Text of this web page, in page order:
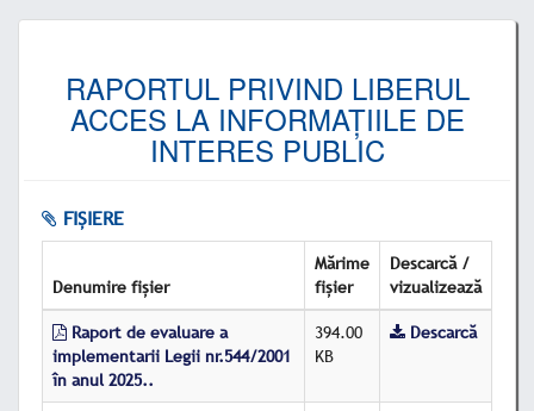
RAPORTUL PRIVIND LIBERUL
ACCES LA INFORMAȚIILE DE
INTERES PUBLIC
FIȘIERE
Denumire fișier
Mărime
fișier
Descarcă /
vizualizează
Raport de evaluare a
implementarii Legii nr.544/2001
în anul 2025..
394.00
KB
Descarcă